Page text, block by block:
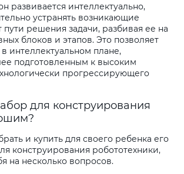
развивается интеллектуально,
устранять возникающие
решения задачи, разбивая ее на
блоков и этапов. Это позволяет
интеллектуальном плане,
подготовленным к высоким
прогрессирующего
для конструирования
и купить для своего ребенка его
конструирования робототехники,
на несколько вопросов.